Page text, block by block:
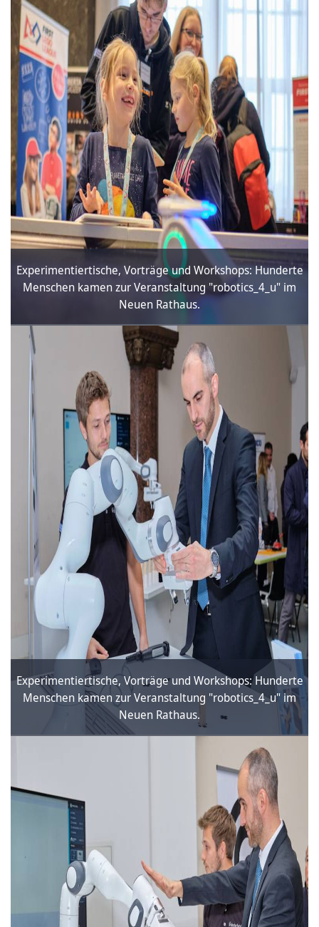
Experimentiertische, Vorträge und Workshops: Hunderte
Menschen kamen zur Veranstaltung "robotics_4_u" im
Neuen Rathaus.
Experimentiertische, Vorträge und Workshops: Hunderte
Menschen kamen zur Veranstaltung "robotics_4_u" im
Neuen Rathaus.